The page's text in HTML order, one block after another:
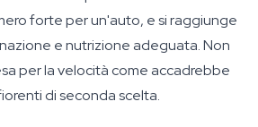
forte per un'auto, e si raggiunge
e nutrizione adeguata. Non
per la velocità come accadrebbe
di seconda scelta.